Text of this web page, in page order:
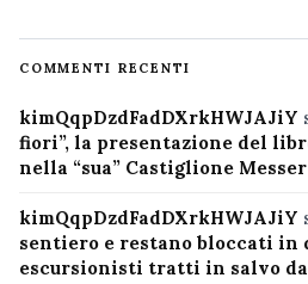
COMMENTI RECENTI
kimQqpDzdFadDXrkHWJAJiY
fiori”, la presentazione del
nella “sua” Castiglione
kimQqpDzdFadDXrkHWJAJiY
sentiero e restano bloccati in
escursionisti tratti in salvo